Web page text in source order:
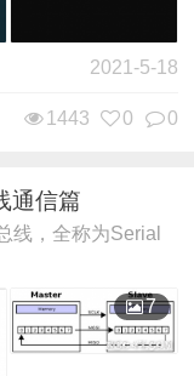
2021-5-18
0
0
1443
通信篇
线，全称为Serial
7